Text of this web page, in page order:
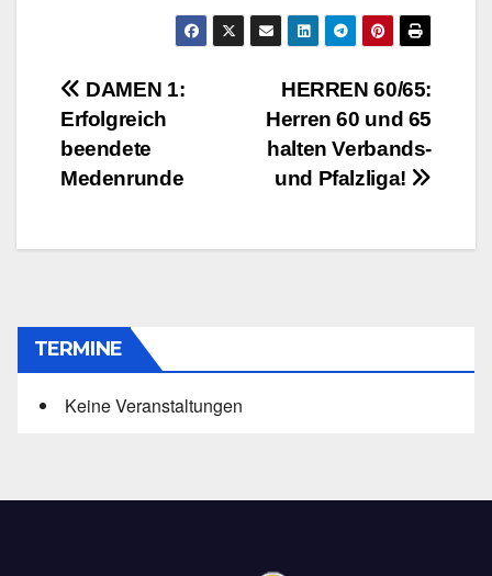
Beitragsnavigation
HERREN 60/65:
Herren 60 und 65
halten Verbands-
und Pfalzliga!
DAMEN 1:
Erfolgreich
beendete
Medenrunde
TERMINE
Keine Veranstaltungen